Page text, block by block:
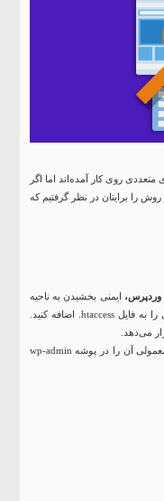
متعددی روی کار آمده‌اند اما اگر
روش را برایتان در نظر گرفتیم که
وردپرس، ایمنی بخشیدن به ناحیه
مدیریت است. برای این منظور کافیست کد ساده‌ای را به فایل htaccess. اضافه کنید.
اگر هنوز فایل htaccess. ندارید، می‌توانید یک نمونه معمولی آن را در پوشه wp-admin